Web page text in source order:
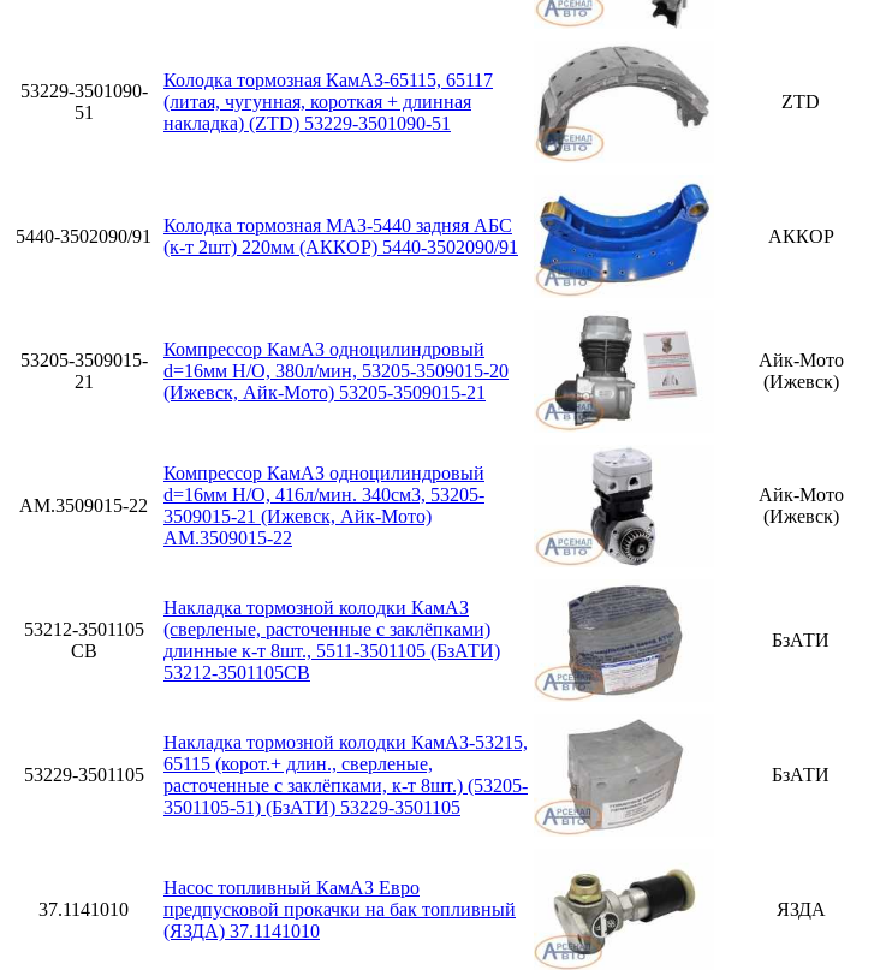
53229-3501090-
51
Колодка тормозная КамАЗ-65115, 65117
(литая, чугунная, короткая + длинная
накладка) (ZTD) 53229-3501090-51
ZTD
5440-3502090/91
Колодка тормозная МАЗ-5440 задняя АБС
(к-т 2шт) 220мм (АККОР) 5440-3502090/91
АККОР
53205-3509015-
21
Компрессор КамАЗ одноцилиндровый
d=16мм Н/О, 380л/мин, 53205-3509015-20
(Ижевск, Айк-Мото) 53205-3509015-21
Айк-Мото
(Ижевск)
АМ.3509015-22
Компрессор КамАЗ одноцилиндровый
d=16мм Н/О, 416л/мин. 340см3, 53205-
3509015-21 (Ижевск, Айк-Мото)
АМ.3509015-22
Айк-Мото
(Ижевск)
53212-3501105
СВ
Накладка тормозной колодки КамАЗ
(сверленые, расточенные с заклёпками)
длинные к-т 8шт., 5511-3501105 (БзАТИ)
53212-3501105СВ
БзАТИ
53229-3501105
Накладка тормозной колодки КамАЗ-53215,
65115 (корот.+ длин., сверленые,
расточенные с заклёпками, к-т 8шт.) (53205-
3501105-51) (БзАТИ) 53229-3501105
БзАТИ
37.1141010
Насос топливный КамАЗ Евро
предпусковой прокачки на бак топливный
(ЯЗДА) 37.1141010
ЯЗДА